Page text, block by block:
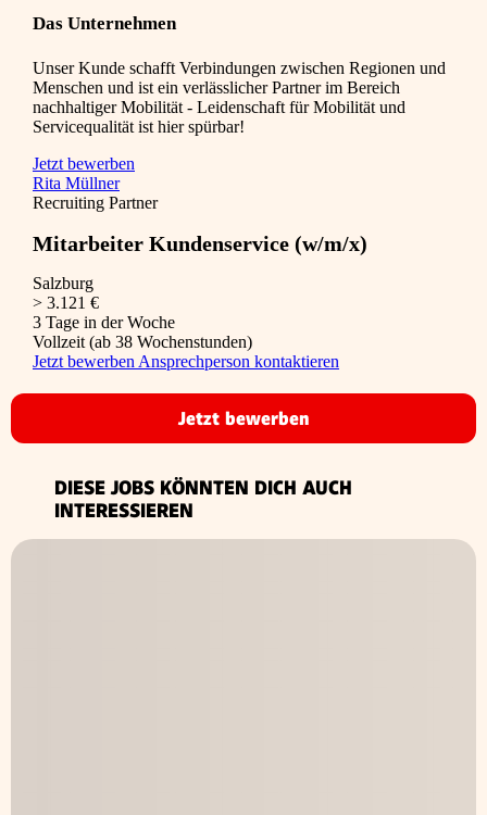
Das Unternehmen
Unser Kunde schafft Verbindungen zwischen Regionen und
Menschen und ist ein verlässlicher Partner im Bereich
nachhaltiger Mobilität - Leidenschaft für Mobilität und
Servicequalität ist hier spürbar!
Jetzt bewerben
Rita Müllner
Recruiting Partner
Mitarbeiter Kundenservice (w/m/x)
Salzburg
> 3.121 €
3 Tage in der Woche
Vollzeit (ab 38 Wochenstunden)
Jetzt bewerbenAnsprechperson kontaktieren
Jetzt bewerben
DIESE JOBS KÖNNTEN DICH AUCH
INTERESSIEREN